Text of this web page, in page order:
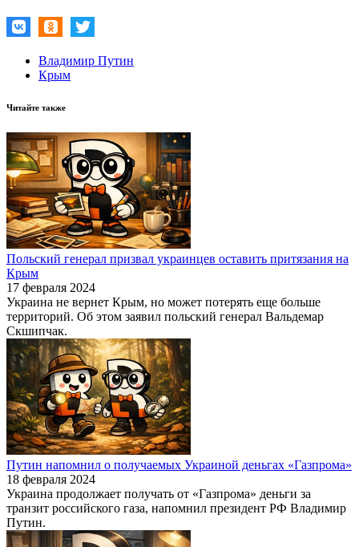
Владимир Путин
Крым
Читайте также
Польский генерал призвал украинцев оставить притязания на
Крым
17 февраля 2024
Украина не вернет Крым, но может потерять еще больше
территорий. Об этом заявил польский генерал Вальдемар
Скшипчак.
Путин напомнил о получаемых Украиной деньгах «Газпрома»
18 февраля 2024
Украина продолжает получать от «Газпрома» деньги за
транзит российского газа, напомнил президент РФ Владимир
Путин.